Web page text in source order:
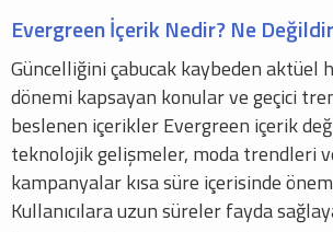
Evergreen İçerik Nedir? Ne
Güncelliğini çabucak kaybeden aktüel
dönemi kapsayan konular ve geçici
beslenen içerikler Evergreen içerik
teknolojik gelişmeler, moda trendleri
kampanyalar kısa süre içerisinde
Kullanıcılara uzun süreler fayda